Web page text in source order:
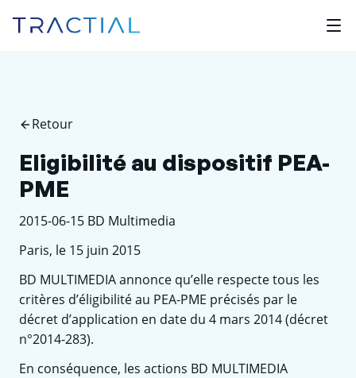
Retour
Eligibilité au dispositif PEA-
PME
2015-06-15 BD Multimedia
Paris, le 15 juin 2015
BD MULTIMEDIA annonce qu’elle respecte tous les
critères d’éligibilité au PEA-PME précisés par le
décret d’application en date du 4 mars 2014 (décret
n°2014-283).
En conséquence, les actions BD MULTIMEDIA